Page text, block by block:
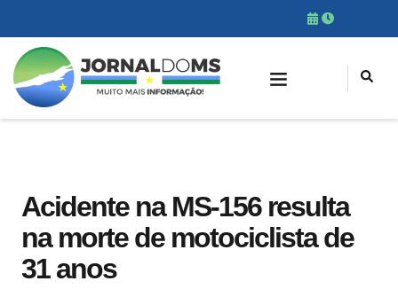
Acidente na MS-156 resulta
na morte de motociclista de
31 anos